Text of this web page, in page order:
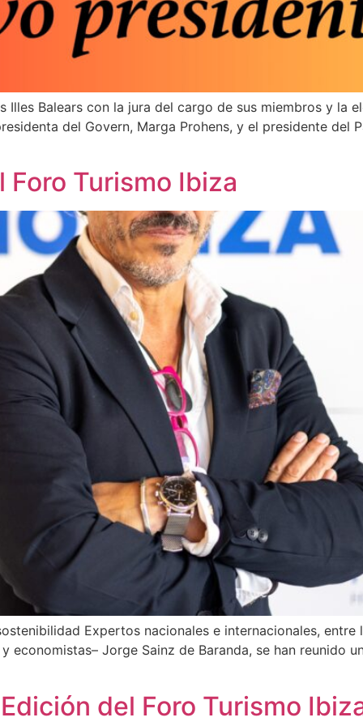
Balears con la jura del cargo de sus miembros y la
del Govern, Marga Prohens, y el presidente del
Foro Turismo Ibiza
Expertos nacionales e internacionales,
y economistas– Jorge Sainz de Baranda, se han reunido
del Foro Turismo